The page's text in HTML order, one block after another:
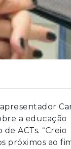
a educação
ACTs. “Creio
próximos ao